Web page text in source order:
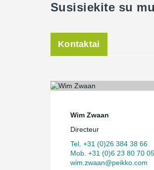
Susisiekite su
Kontaktai
Wim Zwaan
Directeur
Tel. +31 (0)26 384 38 66
Mob. +31 (0)6 23 80 70 05
wim.zwaan@peikko.com